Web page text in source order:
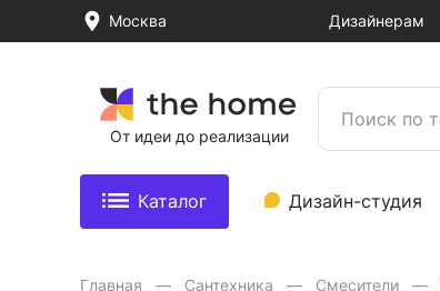
Москва Дизайнерам
От идеи до реализации
Каталог Дизайн-студия
Главная Сантехника Смесители